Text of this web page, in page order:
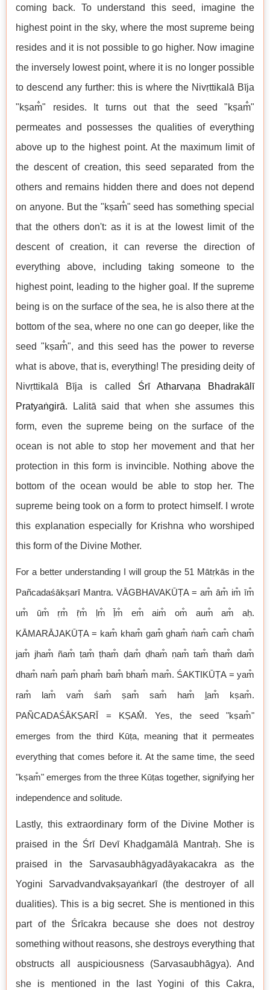
coming back. To understand this seed, imagine the
highest point in the sky, where the most supreme being
resides and it is not possible to go higher. Now imagine
the inversely lowest point, where it is no longer possible
to descend any further: this is where the Nivṛttikalā Bīja
"kṣam̐" resides. It turns out that the seed "kṣam̐"
permeates and possesses the qualities of everything
above up to the highest point. At the maximum limit of
the descent of creation, this seed separated from the
others and remains hidden there and does not depend
on anyone. But the "kṣam̐" seed has something special
that the others don't: as it is at the lowest limit of the
descent of creation, it can reverse the direction of
everything above, including taking someone to the
highest point, leading to the higher goal. If the supreme
being is on the surface of the sea, he is also there at the
bottom of the sea, where no one can go deeper, like the
seed "kṣam̐", and this seed has the power to reverse
what is above, that is, everything! The presiding deity of
Nivṛttikalā Bīja is called Śrī Atharvaṇa Bhadrakālī
Pratyaṅgirā. Lalitā said that when she assumes this
form, even the supreme being on the surface of the
ocean is not able to stop her movement and that her
protection in this form is invincible. Nothing above the
bottom of the ocean would be able to stop her. The
supreme being took on a form to protect himself. I wrote
this explanation especially for Krishna who worshiped
this form of the Divine Mother.
For a better understanding I will group the 51 Mātṛkās in the
PañcadaśākṣarīMantra. VĀGBHAVAKŪṬA = am̐ ām̐ im̐ īm̐
um̐ ūm̐ ṛm̐ ṝm̐ ḷm̐ ḹm̐ em̐ aim̐ om̐ aum̐ am̐ aḥ.
KĀMARĀJAKŪṬA = kam̐ kham̐ gam̐ gham̐ ṅam̐ cam̐ cham̐
jam̐ jham̐ ñam̐ ṭam̐ ṭham̐ ḍam̐ ḍham̐ ṇam̐ tam̐ tham̐ dam̐
dham̐ nam̐ pam̐ pham̐ bam̐ bham̐ mam̐. ŚAKTIKŪṬA = yam̐
ram̐ lam̐ vam̐ śam̐ ṣam̐ sam̐ ham̐ ḻam̐ kṣam̐.
PAÑCADAŚĀKṢARĪ = KṢAM̐. Yes, the seed "kṣam̐"
emerges from the third Kūṭa, meaning that it permeates
everything that comes before it. At the same time, the seed
"kṣam̐" emerges from the three Kūṭas together, signifying her
independence and solitude.
Lastly, this extraordinary form of the Divine Mother is
praised in the Śrī Devī Khaḍgamālā Mantraḥ. She is
praised in the Sarvasaubhāgyadāyakacakra as the
Yogini Sarvadvandvakṣayaṅkarī (the destroyer of all
dualities). This is a big secret. She is mentioned in this
part of the Śrīcakra because she does not destroy
something without reasons, she destroys everything that
obstructs all auspiciousness (Sarvasaubhāgya). And
she is mentioned in the last Yogini of this Cakra,